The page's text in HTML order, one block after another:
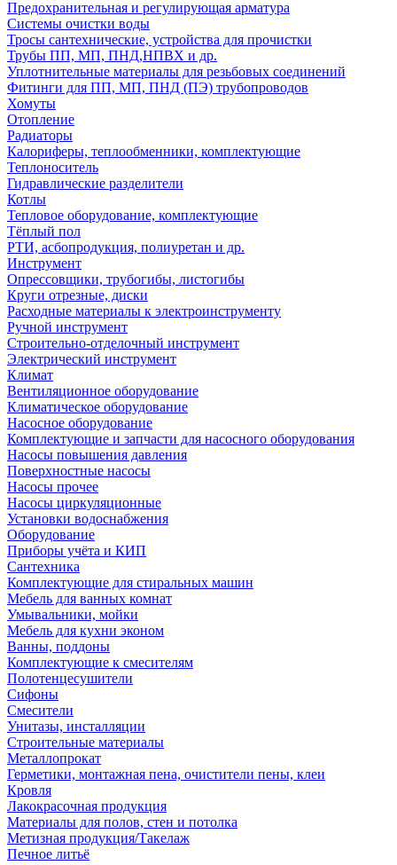
Предохранительная и регулирующая арматура
Системы очистки воды
Тросы сантехнические, устройства для прочистки
Трубы ПП, МП, ПНД,НПВХ и др.
Уплотнительные материалы для резьбовых соединений
Фитинги для ПП, МП, ПНД (ПЭ) трубопроводов
Хомуты
Отопление
Радиаторы
Калориферы, теплообменники, комплектующие
Теплоноситель
Гидравлические разделители
Котлы
Тепловое оборудование, комплектующие
Тёплый пол
РТИ, асбопродукция, полиуретан и др.
Инструмент
Опрессовщики, трубогибы, листогибы
Круги отрезные, диски
Расходные материалы к электроинструменту
Ручной инструмент
Строительно-отделочный инструмент
Электрический инструмент
Климат
Вентиляционное оборудование
Климатическое оборудование
Насосное оборудование
Комплектующие и запчасти для насосного оборудования
Насосы повышения давления
Поверхностные насосы
Насосы прочее
Насосы циркуляционные
Установки водоснабжения
Оборудование
Приборы учёта и КИП
Сантехника
Комплектующие для стиральных машин
Мебель для ванных комнат
Умывальники, мойки
Мебель для кухни эконом
Ванны, поддоны
Комплектующие к смесителям
Полотенцесушители
Сифоны
Смесители
Унитазы, инсталляции
Строительные материалы
Металлопрокат
Герметики, монтажная пена, очистители пены, клеи
Кровля
Лакокрасочная продукция
Материалы для полов, стен и потолка
Метизная продукция/Такелаж
Печное литьё